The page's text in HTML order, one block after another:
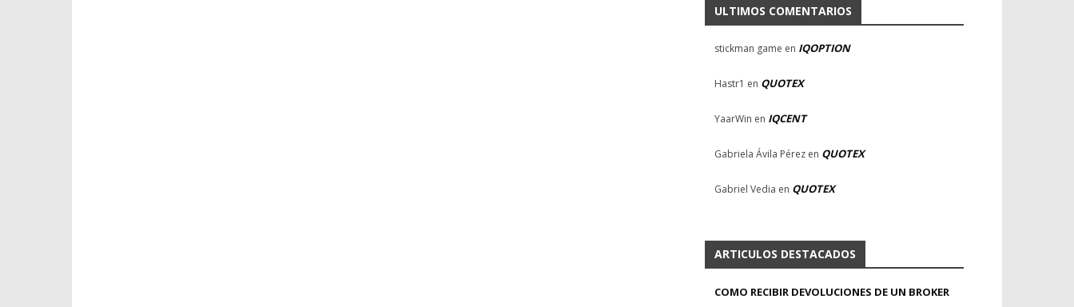
ULTIMOS COMENTARIOS
stickman game en IQOPTION
Hastr1 en QUOTEX
YaarWin en IQCENT
Gabriela Ávila Pérez en QUOTEX
Gabriel Vedia en QUOTEX
ARTICULOS DESTACADOS
COMO RECIBIR DEVOLUCIONES DE UN BROKER